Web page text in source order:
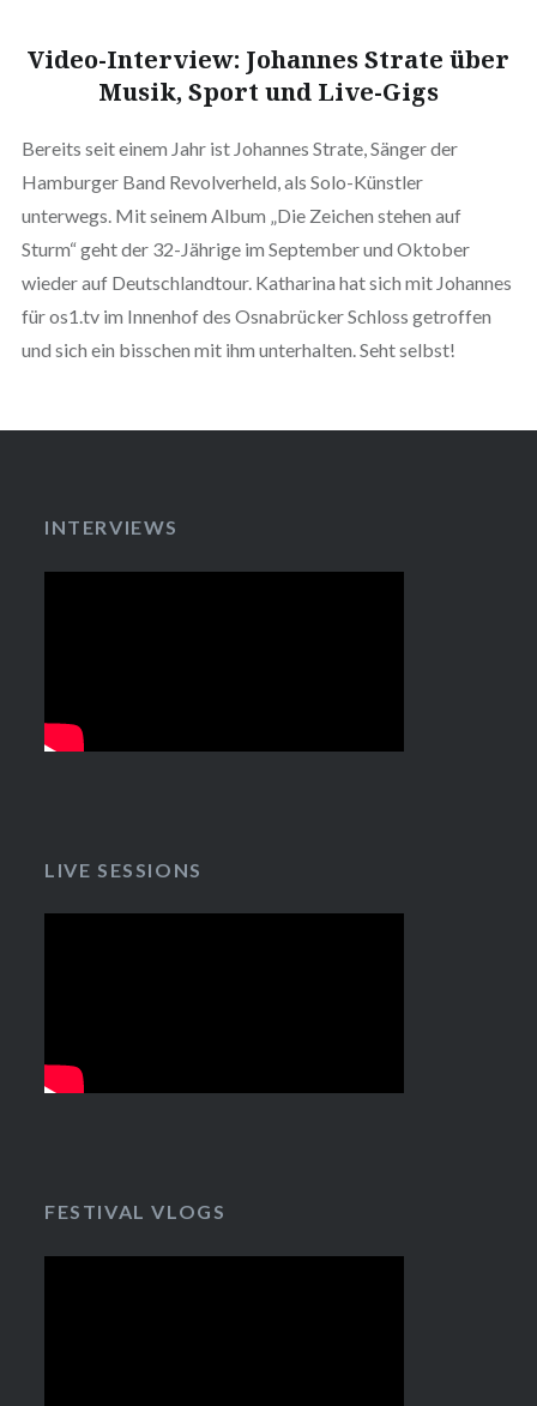
Video-Interview: Johannes Strate über
Musik, Sport und Live-Gigs
Bereits seit einem Jahr ist Johannes Strate, Sänger der
Hamburger Band Revolverheld, als Solo-Künstler
unterwegs. Mit seinem Album „Die Zeichen stehen auf
Sturm“ geht der 32-Jährige im September und Oktober
wieder auf Deutschlandtour. Katharina hat sich mit Johannes
für os1.tv im Innenhof des Osnabrücker Schloss getroffen
und sich ein bisschen mit ihm unterhalten. Seht selbst!
INTERVIEWS
LIVE SESSIONS
FESTIVAL VLOGS